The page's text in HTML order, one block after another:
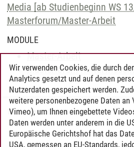
Media [ab Studienbeginn WS
Masterforum/Master-Arbeit
MODULE
Master-Arbeit
Masterforum
Timo Leder/30.06.2024
Wir verwenden Cookies, die durch
Analytics gesetzt und auf denen
Nutzerdaten gespeichert werden.
weitere personenbezogene Daten an
Vimeo), um Ihnen eingebettete
Daten werden unter anderem in die
Europäische Gerichtshof hat das
USA, gemessen an EU-Standards,